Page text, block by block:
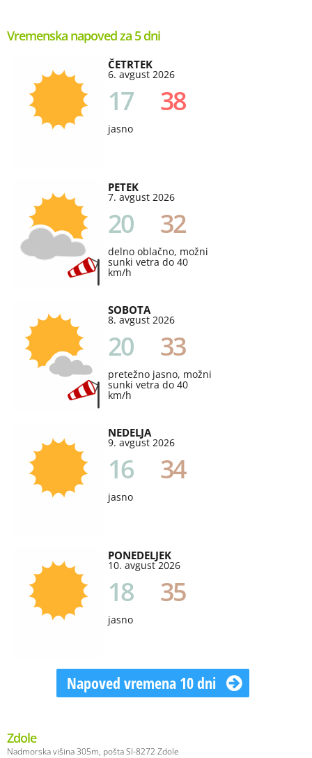
Vremenska napoved za 5 dni
ČETRTEK
6. avgust 2026
17 38
jasno
PETEK
7. avgust 2026
20 32
delno oblačno, možni
sunki vetra do 40
km/h
SOBOTA
8. avgust 2026
20 33
pretežno jasno, možni
sunki vetra do 40
km/h
NEDELJA
9. avgust 2026
16 34
jasno
PONEDELJEK
10. avgust 2026
18 35
jasno
Napoved vremena 10 dni
Zdole
Nadmorska višina 305m, pošta SI-8272 Zdole